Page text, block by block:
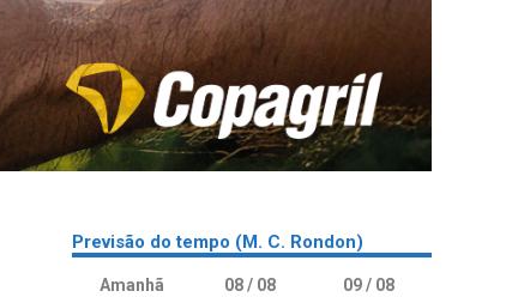
Previsão do tempo (M. C. Rondon)
Amanhã 08 / 08 09 / 08